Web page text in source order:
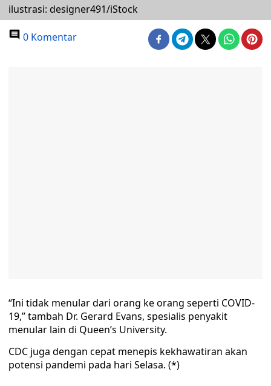
ilustrasi: designer491/iStock
0 Komentar
“Ini tidak menular dari orang ke orang seperti COVID-
19,” tambah Dr. Gerard Evans, spesialis penyakit
menular lain di Queen’s University.
CDC juga dengan cepat menepis kekhawatiran akan
potensi pandemi pada hari Selasa. (*)